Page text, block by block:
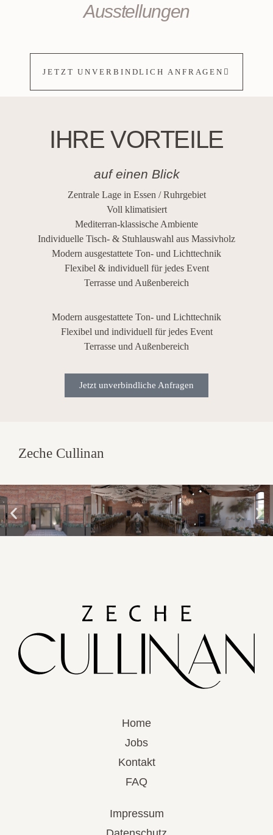
Ausstellungen
JETZT UNVERBINDLICH ANFRAGEN
IHRE VORTEILE
auf einen Blick
Zentrale Lage in Essen / Ruhrgebiet
Voll klimatisiert
Mediterran-klassische Ambiente
Individuelle Tisch- & Stuhlauswahl aus Massivholz
Modern ausgestattete Ton- und Lichttechnik
Flexibel & individuell für jedes Event
Terrasse und Außenbereich
Modern ausgestattete Ton- und Lichttechnik
Flexibel und individuell für jedes Event
Terrasse und Außenbereich
Jetzt unverbindliche Anfragen
Zeche Cullinan
Home
Jobs
Kontakt
FAQ
Impressum